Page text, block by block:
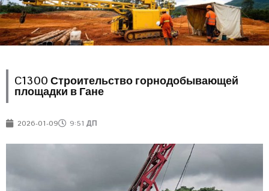
C1300 Строительство горнодобывающей
площадки в Гане
2026-01-09 9:51 ДП